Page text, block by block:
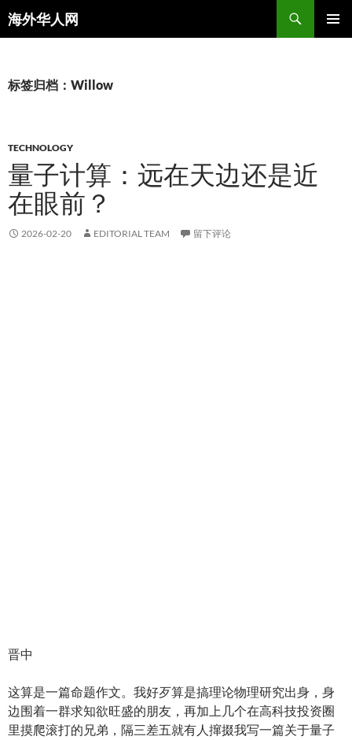
海外华人网
搜
索
文
标签归档：Willow
TECHNOLOGY
量子计算：远在天边还是近
在眼前？
2026-02-20 EDITORIAL TEAM 留下评论
晋中
这算是一篇命题作文。我好歹算是搞理论物理研究出身，身
边围着一群求知欲旺盛的朋友，再加上几个在高科技投资圈
里摸爬滚打的兄弟，隔三差五就有人撺掇我写一篇关于量子